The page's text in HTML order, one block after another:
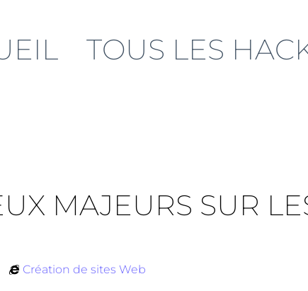
TOUS LES
MAJEURS SUR
Création de sites Web